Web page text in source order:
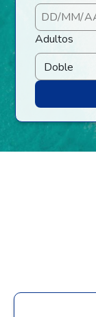
Adultos